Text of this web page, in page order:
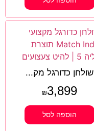
שולחן כדורגל מק...
₪3,899
הוספה לסל